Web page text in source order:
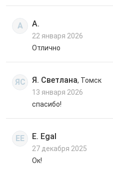
А А.
22 января 2026
Отлично
ЯС Я. Светлана, Томск
13 января 2026
спасибо!
EE E. Egal
27 декабря 2025
Ок!